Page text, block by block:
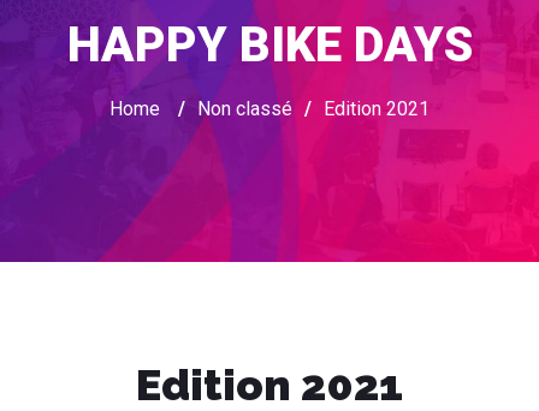
HAPPY BIKE DAYS
Home / Non classé / Edition 2021
Edition 2021